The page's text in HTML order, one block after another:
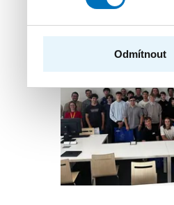
Odmítnout
Další